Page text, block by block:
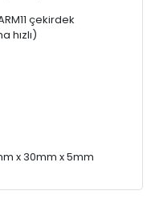
çekirdek
hızlı)
x 30mm x 5mm